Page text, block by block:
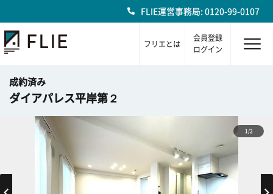
FLIE運営事務局: 0120-99-0107
フリエとは
会員登録
ログイン
成約済み
ダイアパレス平岸第２
1/2